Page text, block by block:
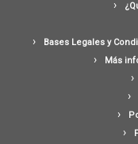
Bases Legales y
Más